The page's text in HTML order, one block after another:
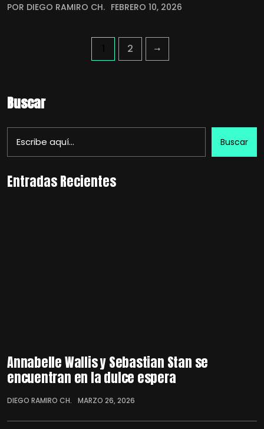
POR DIEGO RAMIRO CH. FEBRERO 10, 2026
2
Buscar
Buscar
Entradas Recientes
Annabelle Wallis y Sebastian Stan se
encuentran en la dulce espera
DIEGO RAMIRO CH. MARZO 26, 2026